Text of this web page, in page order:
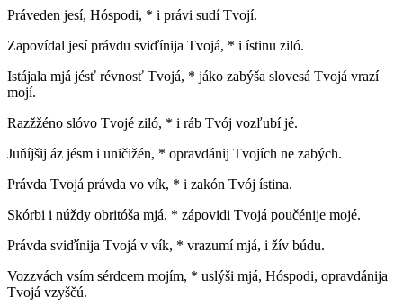
Práveden jesí, Hóspodi, * i právi sudí Tvojí.
Zapovídal jesí právdu sviďínija Tvojá, * i ístinu ziló.
Istájala mjá jésť révnosť Tvojá, * jáko zabýša slovesá Tvojá vrazí
mojí.
Razžžéno slóvo Tvojé ziló, * i ráb Tvój vozľubí jé.
Juňíjšij áz jésm i uničižén, * opravdánij Tvojích ne zabých.
Právda Tvojá právda vo vík, * i zakón Tvój ístina.
Skórbi i núždy obritóša mjá, * zápovidi Tvojá poučénije mojé.
Právda sviďínija Tvojá v vík, * vrazumí mjá, i žív búdu.
Vozzvách vsím sérdcem mojím, * uslýši mjá, Hóspodi, opravdánija
Tvojá vzyščú.